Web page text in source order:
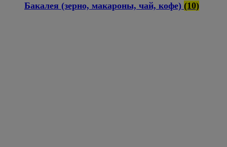
Бакалея (зерно, макароны, чай, кофе) (10)